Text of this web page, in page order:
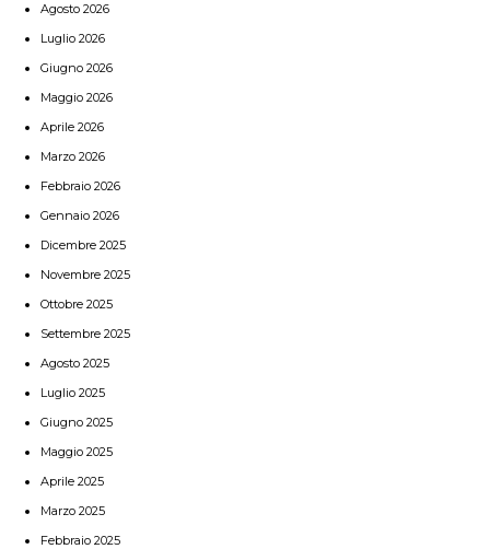
Agosto 2026
Luglio 2026
Giugno 2026
Maggio 2026
Aprile 2026
Marzo 2026
Febbraio 2026
Gennaio 2026
Dicembre 2025
Novembre 2025
Ottobre 2025
Settembre 2025
Agosto 2025
Luglio 2025
Giugno 2025
Maggio 2025
Aprile 2025
Marzo 2025
Febbraio 2025